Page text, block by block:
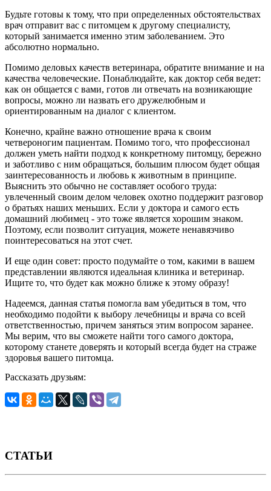
Будьте готовы к тому, что при определенных обстоятельствах
врач отправит вас с питомцем к другому специалисту,
который занимается именно этим заболеванием. Это
абсолютно нормально.
Помимо деловых качеств ветеринара, обратите внимание и на
качества человеческие. Понаблюдайте, как доктор себя ведет:
как он общается с вами, готов ли отвечать на возникающие
вопросы, можно ли назвать его дружелюбным и
ориентированным на диалог с клиентом.
Конечно, крайне важно отношение врача к своим
четвероногим пациентам. Помимо того, что профессионал
должен уметь найти подход к конкретному питомцу, бережно
и заботливо с ним обращаться, большим плюсом будет общая
заинтересованность и любовь к животным в принципе.
Выяснить это обычно не составляет особого труда:
увлеченный своим делом человек охотно поддержит разговор
о братьях наших меньших. Если у доктора и самого есть
домашний любимец - это тоже является хорошим знаком.
Поэтому, если позволит ситуация, можете ненавязчиво
поинтересоваться на этот счет.
И еще один совет: просто подумайте о том, какими в вашем
представлении являются идеальная клиника и ветеринар.
Ищите то, что будет как можно ближе к этому образу!
Надеемся, данная статья помогла вам убедиться в том, что
необходимо подойти к выбору лечебницы и врача со всей
ответственностью, причем заняться этим вопросом заранее.
Мы верим, что вы сможете найти того самого доктора,
которому станете доверять и который всегда будет на страже
здоровья вашего питомца.
Рассказать друзьям:
СТАТЬИ